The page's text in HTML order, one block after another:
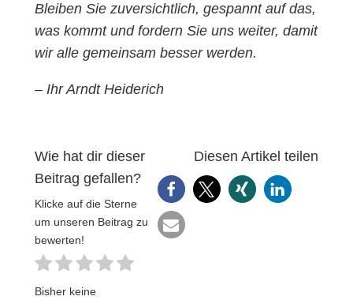
Bleiben Sie zuversichtlich, gespannt auf das,
was kommt und fordern Sie uns weiter, damit
wir alle gemeinsam besser werden.
– Ihr Arndt Heiderich
Wie hat dir dieser
Beitrag gefallen?
Klicke auf die Sterne
um unseren Beitrag zu
bewerten!
Bisher keine
Diesen Artikel teilen